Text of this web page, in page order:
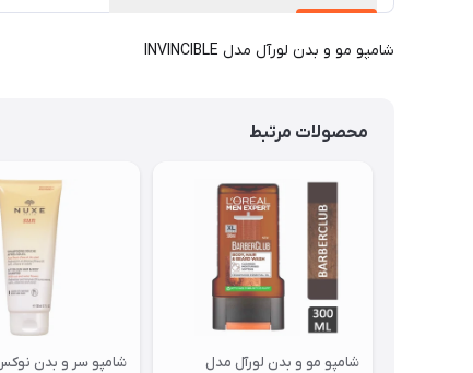
شامپو مو و بدن لورآل مدل INVINCIBLE
محصولات مرتبط
شامپو مو و بدن لورآل مدل
شامپو سر و بدن